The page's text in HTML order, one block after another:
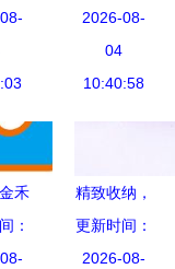
货
品
彰
活
品展 探索
学生用品与
文化创意的
2026-08-
04
10:40:58
禾
厂
文
：
精致收纳，
品味生活
——广州名
更新时间：
2026-08-